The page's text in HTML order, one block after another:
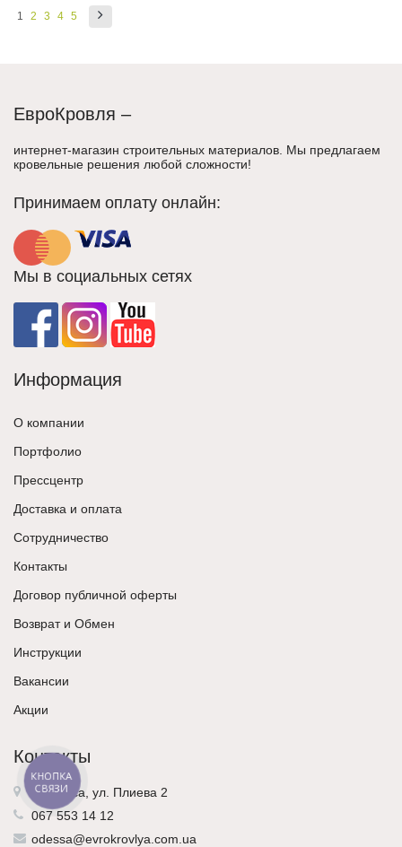
1 2 3 4 5
ЕвроКровля –
интернет-магазин строительных материалов. Мы предлагаем
кровельные решения любой сложности!
Принимаем оплату онлайн:
Мы в социальных сетях
Информация
О компании
Портфолио
Прессцентр
Доставка и оплата
Сотрудничество
Контакты
Договор публичной оферты
Возврат и Обмен
Инструкции
Вакансии
Акции
Контакты
г. Одесса, ул. Плиева 2
067 553 14 12
odessa@evrokrovlya.com.ua
КНОПКА
СВЯЗИ